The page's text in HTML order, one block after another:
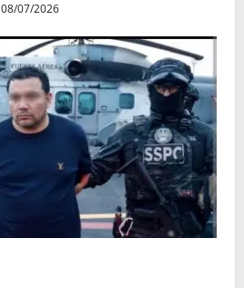
08/07/2026